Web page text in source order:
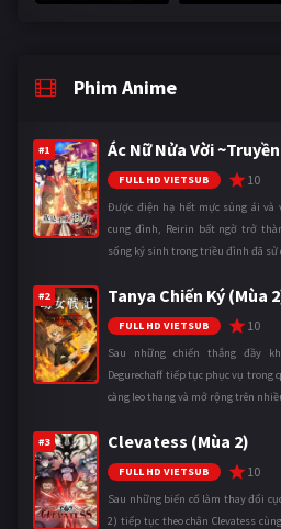
Phim Anime
#1 Ác Nữ Nửa Vời
FULL HD VIETSUB 10
Được điện hạ hết mực sủng ái và
cung đình, Reirin bất ngờ trở
sống ký sinh trong triều đình đã
#2 Tanya Chiến Ký (Mùa
FULL HD VIETSUB 10
Sau những chiến thắng đầy
Degurechaff tiếp tục phục vụ trong
càng leo thang và mở rộng trên
#3 Clevatess (Mùa 2)
FULL HD VIETSUB 10
Sau những biến cố làm thay đổi
2) tiếp tục theo chân Clevatess